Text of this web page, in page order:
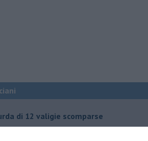
di 12 valigie scomparse